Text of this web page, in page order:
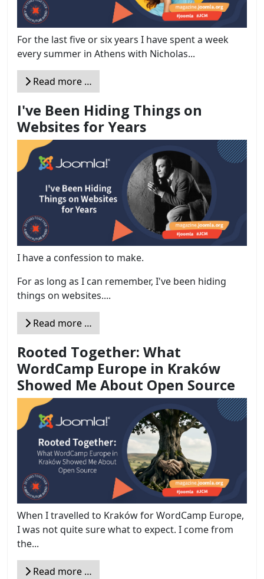
For the last five or six years I have spent a week
every summer in Athens with Nicholas...
Read more …
I've Been Hiding Things on
Websites for Years
I have a confession to make.
For as long as I can remember, I've been hiding
things on websites....
Read more …
Rooted Together: What
WordCamp Europe in Kraków
Showed Me About Open Source
When I travelled to Kraków for WordCamp Europe,
I was not quite sure what to expect. I come from
the...
Read more …